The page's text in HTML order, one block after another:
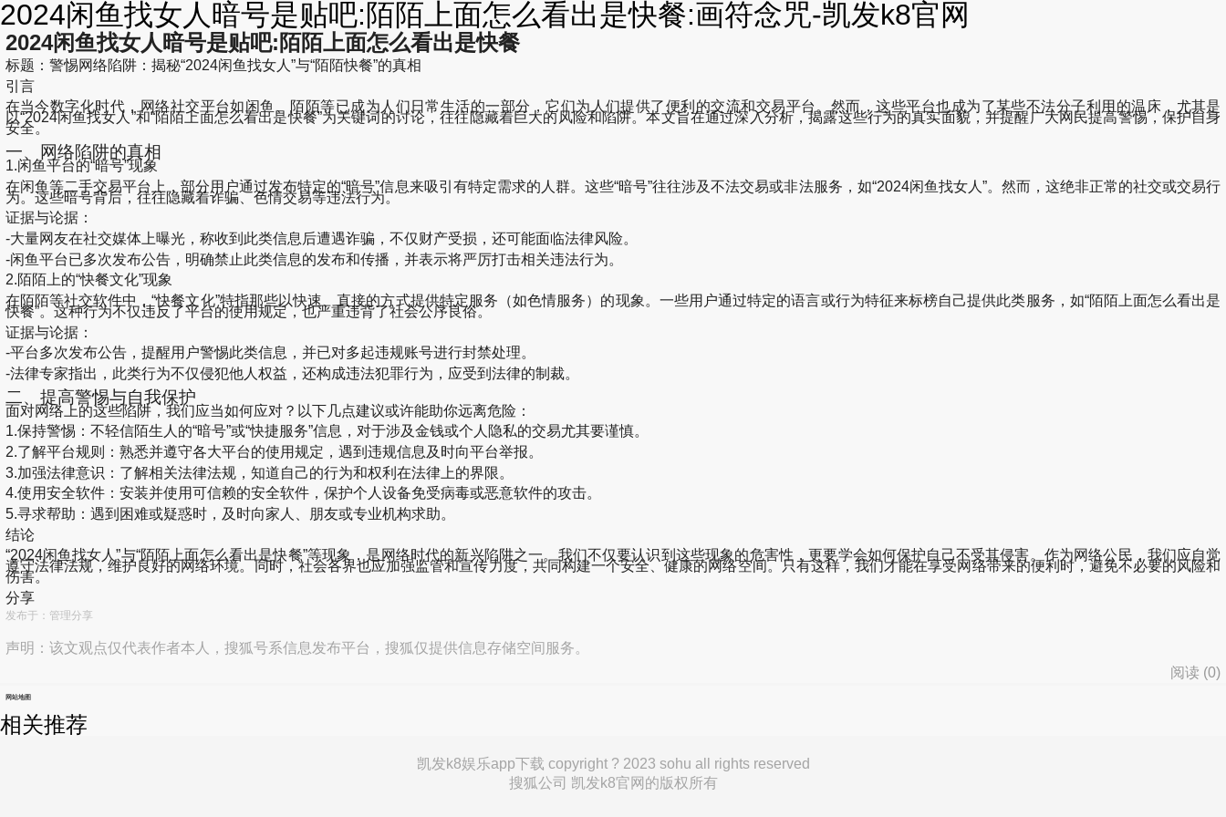
2024闲鱼找女人暗号是贴吧:陌陌上面怎么看出是快餐:画符念咒-凯发k8官网
2024闲鱼找女人暗号是贴吧:陌陌上面怎么看出是快餐
标题：警惕网络陷阱：揭秘“2024闲鱼找女人”与“陌陌快餐”的真相
引言
在当今数字化时代，网络社交平台如闲鱼、陌陌等已成为人们日常生活的一部分，它们为人们提供了便利的交流和交易平台。然而，这些平台也成为了某些不法分子利用的温床，尤其是
以“2024闲鱼找女人”和“陌陌上面怎么看出是快餐”为关键词的讨论，往往隐藏着巨大的风险和陷阱。本文旨在通过深入分析，揭露这些行为的真实面貌，并提醒广大网民提高警惕，保护自身
安全。
一、网络陷阱的真相
1.闲鱼平台的“暗号”现象
在闲鱼等二手交易平台上，部分用户通过发布特定的“暗号”信息来吸引有特定需求的人群。这些“暗号”往往涉及不法交易或非法服务，如“2024闲鱼找女人”。然而，这绝非正常的社交或交易行
为。这些暗号背后，往往隐藏着诈骗、色情交易等违法行为。
证据与论据：
-大量网友在社交媒体上曝光，称收到此类信息后遭遇诈骗，不仅财产受损，还可能面临法律风险。
-闲鱼平台已多次发布公告，明确禁止此类信息的发布和传播，并表示将严厉打击相关违法行为。
2.陌陌上的“快餐文化”现象
在陌陌等社交软件中，“快餐文化”特指那些以快速、直接的方式提供特定服务（如色情服务）的现象。一些用户通过特定的语言或行为特征来标榜自己提供此类服务，如“陌陌上面怎么看出是
快餐”。这种行为不仅违反了平台的使用规定，也严重违背了社会公序良俗。
证据与论据：
-平台多次发布公告，提醒用户警惕此类信息，并已对多起违规账号进行封禁处理。
-法律专家指出，此类行为不仅侵犯他人权益，还构成违法犯罪行为，应受到法律的制裁。
二、提高警惕与自我保护
面对网络上的这些陷阱，我们应当如何应对？以下几点建议或许能助你远离危险：
1.保持警惕：不轻信陌生人的“暗号”或“快捷服务”信息，对于涉及金钱或个人隐私的交易尤其要谨慎。
2.了解平台规则：熟悉并遵守各大平台的使用规定，遇到违规信息及时向平台举报。
3.加强法律意识：了解相关法律法规，知道自己的行为和权利在法律上的界限。
4.使用安全软件：安装并使用可信赖的安全软件，保护个人设备免受病毒或恶意软件的攻击。
5.寻求帮助：遇到困难或疑惑时，及时向家人、朋友或专业机构求助。
结论
“2024闲鱼找女人”与“陌陌上面怎么看出是快餐”等现象，是网络时代的新兴陷阱之一。我们不仅要认识到这些现象的危害性，更要学会如何保护自己不受其侵害。作为网络公民，我们应自觉
遵守法律法规，维护良好的网络环境。同时，社会各界也应加强监管和宣传力度，共同构建一个安全、健康的网络空间。只有这样，我们才能在享受网络带来的便利时，避免不必要的风险和
伤害。
分享
发布于：管理分享
声明：该文观点仅代表作者本人，搜狐号系信息发布平台，搜狐仅提供信息存储空间服务。
阅读 (0)
网站地图
相关推荐
凯发k8娱乐app下载 copyright ? 2023 sohu all rights reserved
搜狐公司 凯发k8官网的版权所有